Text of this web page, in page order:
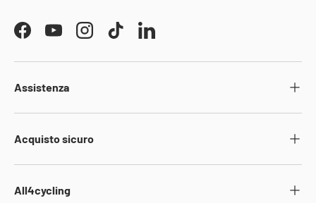
FacebookYouTubeInstagramTikTokLinkedIn
Assistenza
Acquisto sicuro
All4cycling